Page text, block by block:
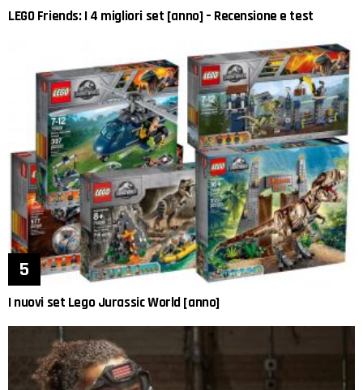
LEGO Friends: I 4 migliori set [anno] – Recensione e test
I nuovi set Lego Jurassic World [anno]